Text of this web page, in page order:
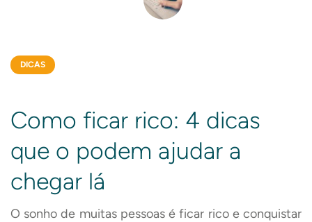
DICAS
Como ficar rico: 4 dicas
que o podem ajudar a
chegar lá
O sonho de muitas pessoas é ficar rico e conquistar